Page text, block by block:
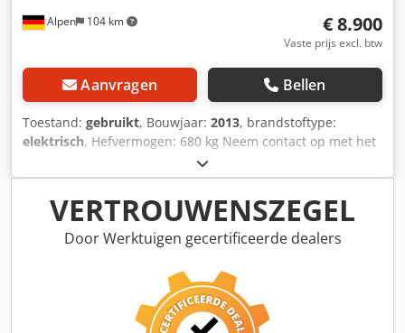
Alpen 104 km € 8.900
Vaste prijs excl. btw
Aanvragen Bellen
Toestand: gebruikt, Bouwjaar: 2013, brandstoftype:
elektrisch, Hefvermogen: 680 kg Neem contact op met het
gebruikte-machines-centrum voor meer informatie.
Chedpfxezfkkno Aafoa
VERTROUWENSZEGEL
Door Werktuigen gecertificeerde dealers